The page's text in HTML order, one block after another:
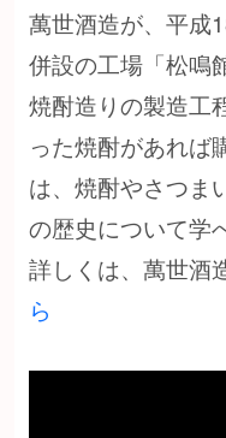
萬世酒造が、平成
併設の工場「松鳴
焼酎造りの製造工
った焼酎があれば
は、焼酎やさつま
の歴史について学
詳しくは、萬世酒
ら